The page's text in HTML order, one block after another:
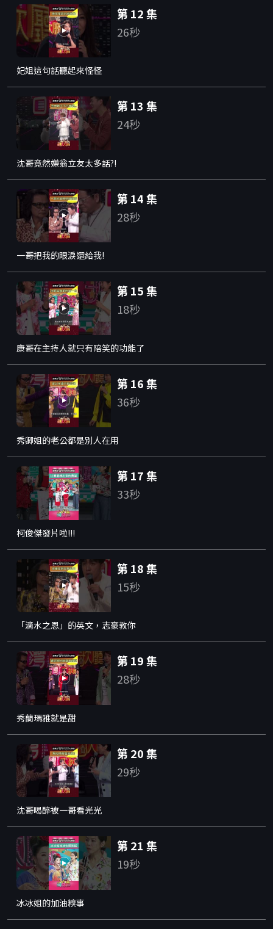
第 12 集
26秒
妃姐這句話聽起來怪怪
第 13 集
24秒
沈哥竟然嫌翁立友太多話?!
第 14 集
28秒
一哥把我的眼淚還給我!
第 15 集
18秒
康哥在主持人就只有陪笑的功能了
第 16 集
36秒
秀卿姐的老公都是別人在用
第 17 集
33秒
柯俊傑發片啦!!!
第 18 集
15秒
「滴水之恩」的英文，志豪教你
第 19 集
28秒
秀蘭瑪雅就是甜
第 20 集
29秒
沈哥喝醉被一哥看光光
第 21 集
19秒
冰冰姐的加油糗事